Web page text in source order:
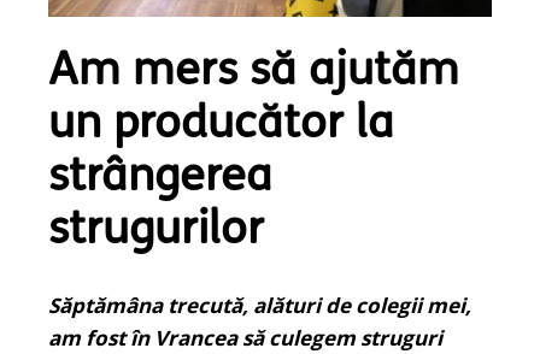
Am mers să ajutăm
un producător la
strângerea
strugurilor
Săptămâna trecută, alături de colegii mei,
am fost în Vrancea să culegem struguri